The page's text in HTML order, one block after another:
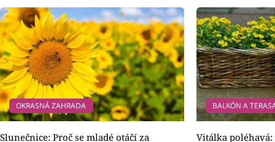
OKRASNÁ ZAHRADA
Slunečnice: Proč se mladé otáčí za
BALKÓN A
Vitálka